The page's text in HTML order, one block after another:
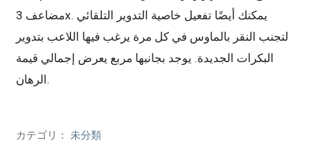
مضاعف 3x. يمكنك أيضًا تفعيل خاصية التدوير التلقائي
لتجنب النقر بالماوس في كل مرة يرغب فيها اللاعب بتدوير
البكرات الجديدة. يوجد بجانبها مربع يعرض إجمالي قيمة
الرهان.
カテゴリ： 未分類